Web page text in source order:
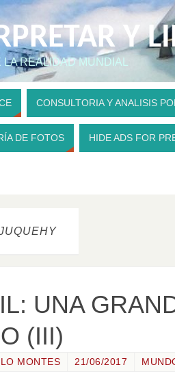
Y
REALIDAD MUNDIAL
CONSULTORIA Y ANALISIS
DE FOTOS HIDE ADS FOR
UNA
(III)
MONTES 21/06/2017